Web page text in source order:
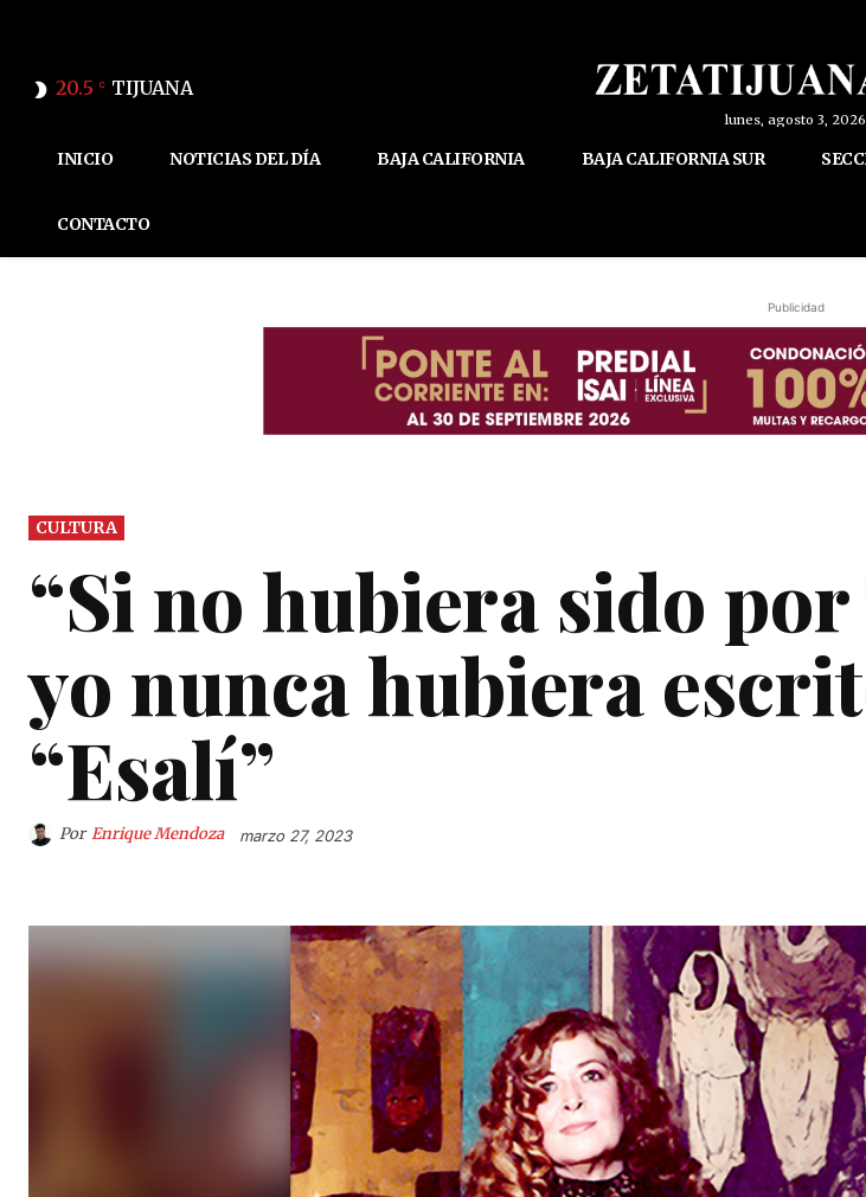
20.5 C TIJUANA
lunes, agosto 3, 2026
INICIO NOTICIAS DEL DÍA BAJA CALIFORNIA BAJA CALIFORNIA SUR
CONTACTO
Publicidad
CULTURA
“Si no hubiera sido
yo nunca hubiera
“Esalí”
Por Enrique Mendoza marzo 27, 2023